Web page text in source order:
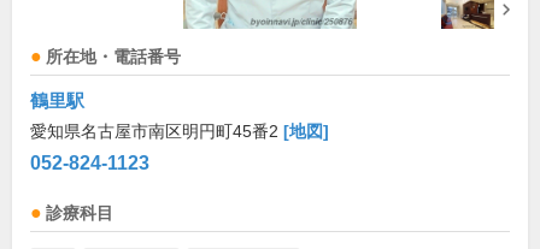
所在地・電話番号
鶴里駅
愛知県名古屋市南区明円町45番2 [地図]
052-824-1123
診療科目